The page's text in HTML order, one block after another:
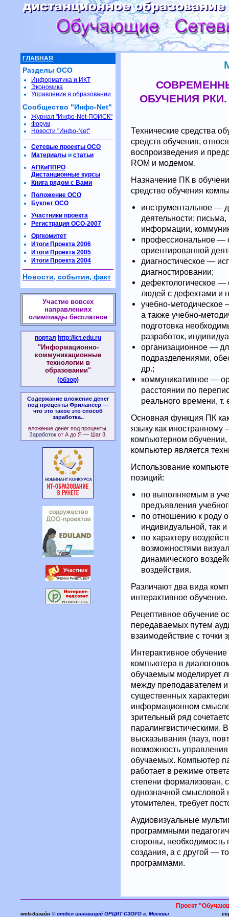
ОБУЧЕНИЯ
Технические средства
средств обучения,
воспроизведения и
ROM и модемом.
Назначение ПК в
средство обучения
инструментальное —
деятельности:
информации,
профессиональное —
ориентированной
диагностическое —
диагностировании;
дефектологическое —
людей с дефектами и
учебно-методическое
а также учебно-
подготовка
разработок,
организационное —
подразделениями,
др.;
коммуникативное —
расстоянии по
реального времени,
Основная функция ПК
языку как
компьютерном обучении,
компьютер является
Использование
позиций:
по выполняемым в
предъявления
по отношению к роду
индивидуальной, так
по характеру
возможностями
динамического
воздействия.
Различают два вида
интерактивное обучение.
Рецептивное обучение
передаваемых путем
взаимодействие с точки
Интерактивное
компьютера в
обучаемым моделирует
между преподавателем
существенных
информационном
зрительный ряд
паралингвистическими.
высказывания (пауз,
возможность
обучаемых. Компьютер
работает в режиме
степени формализован,
однозначной смысловой
утомителен, требует
Аудиовизуальные
программными
стороны,
создания, а с другой —
программами.
ГЛАВНАЯ
Разделы ОСО
Информатика и ИКТ
Экономика
Управление в образовании
Сообщество "Инфо-Net"
Журнал "Инфо-Net-ПОИСК"
Форум
Новости "Инфо-Net"
Сетевые проекты ОСО
Материалы и статьи
АПКиППРО
Дистанционные курсы
Книга рядом с Вами
Положение ОСО
Буклет ОСО
Участники проекта
Регистрация ОСО-2007
Оргкомитет
Итоги Проекта 2006
Итоги Проекта 2005
Итоги Проекта 2004
Новости, события, факт
Участие вовсех
направлениях
олимпиады бесплатное
портал http://ict.edu.ru
"Информационно-
коммуникационные
технологии в
образовании"
(обзор)
Содержание вложение денег
под проценты Фрилансер —
что это такое это способ
заработка..
вложение денег под проценты.
Заработок от А до Я — Шаг 3.
Проект
web-дизайн © отдел инноваций ОРЦИТ СЗОУО г. Москвы